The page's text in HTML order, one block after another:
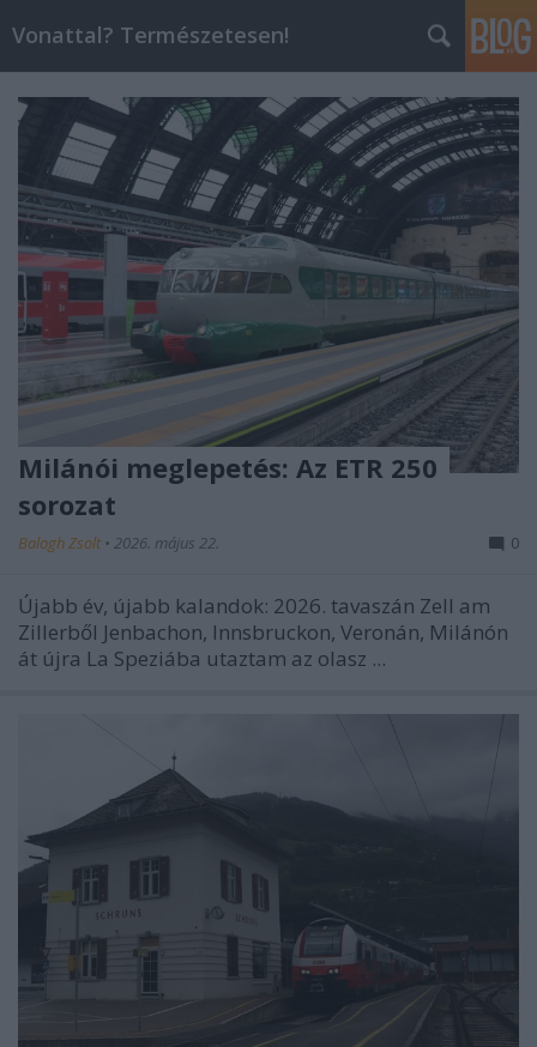
Vonattal? Természetesen!
Milánói meglepetés: Az ETR 250
sorozat
Balogh Zsolt • 2026. május 22. 0
Újabb év, újabb kalandok: 2026. tavaszán Zell am
Zillerből Jenbachon, Innsbruckon, Veronán, Milánón
át újra La Speziába utaztam az olasz ...